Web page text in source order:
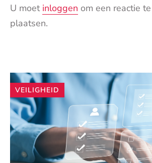
U moet inloggen om een reactie
plaatsen.
Andere
artikelen
VEILIGHEID